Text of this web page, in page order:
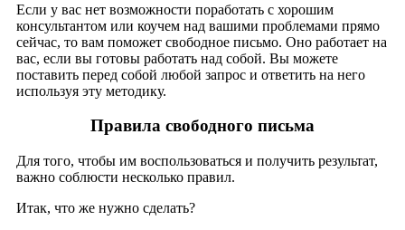
Если у вас нет возможности поработать с хорошим
консультантом или коучем над вашими проблемами прямо
сейчас, то вам поможет свободное письмо. Оно работает на
вас, если вы готовы работать над собой. Вы можете
поставить перед собой любой запрос и ответить на него
используя эту методику.
Правила свободного письма
Для того, чтобы им воспользоваться и получить результат,
важно соблюсти несколько правил.
Итак, что же нужно сделать?